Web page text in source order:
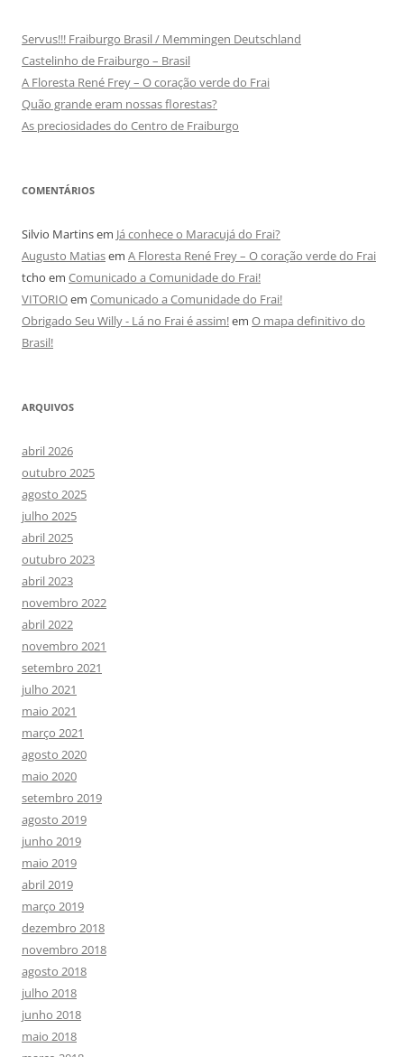
Servus!!! Fraiburgo Brasil / Memmingen Deutschland
Castelinho de Fraiburgo – Brasil
A Floresta René Frey – O coração verde do Frai
Quão grande eram nossas florestas?
As preciosidades do Centro de Fraiburgo
COMENTÁRIOS
Silvio Martinsem Já conhece o Maracujá do Frai?
Augusto Matiasem A Floresta René Frey – O coração verde do Frai
tcho em Comunicado a Comunidade do Frai!
VITORIOem Comunicado a Comunidade do Frai!
Obrigado Seu Willy - Lá no Frai é assim!em O mapa definitivo do
Brasil!
ARQUIVOS
abril 2026
outubro 2025
agosto 2025
julho 2025
abril 2025
outubro 2023
abril 2023
novembro 2022
abril 2022
novembro 2021
setembro 2021
julho 2021
maio 2021
março 2021
agosto 2020
maio 2020
setembro 2019
agosto 2019
junho 2019
maio 2019
abril 2019
março 2019
dezembro 2018
novembro 2018
agosto 2018
julho 2018
junho 2018
maio 2018